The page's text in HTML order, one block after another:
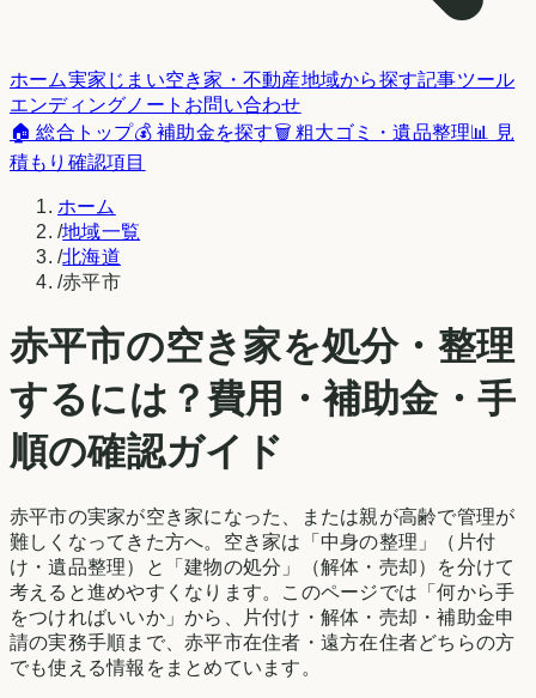
ホーム実家じまい空き家・不動産地域から探す記事ツール
エンディングノート お問い合わせ
🏠 総合トップ💰 補助金を探す🗑️ 粗大ゴミ・遺品整理📊 見
積もり確認項目
ホーム
/地域一覧
/北海道
/赤平市
赤平市の空き家を処分・整理
するには？費用・補助金・手
順の確認ガイド
赤平市の実家が空き家になった、または親が高齢で管理が
難しくなってきた方へ。空き家は「中身の整理」（片付
け・遺品整理）と「建物の処分」（解体・売却）を分けて
考えると進めやすくなります。このページでは「何から手
をつければいいか」から、片付け・解体・売却・補助金申
請の実務手順まで、赤平市在住者・遠方在住者どちらの方
でも使える情報をまとめています。